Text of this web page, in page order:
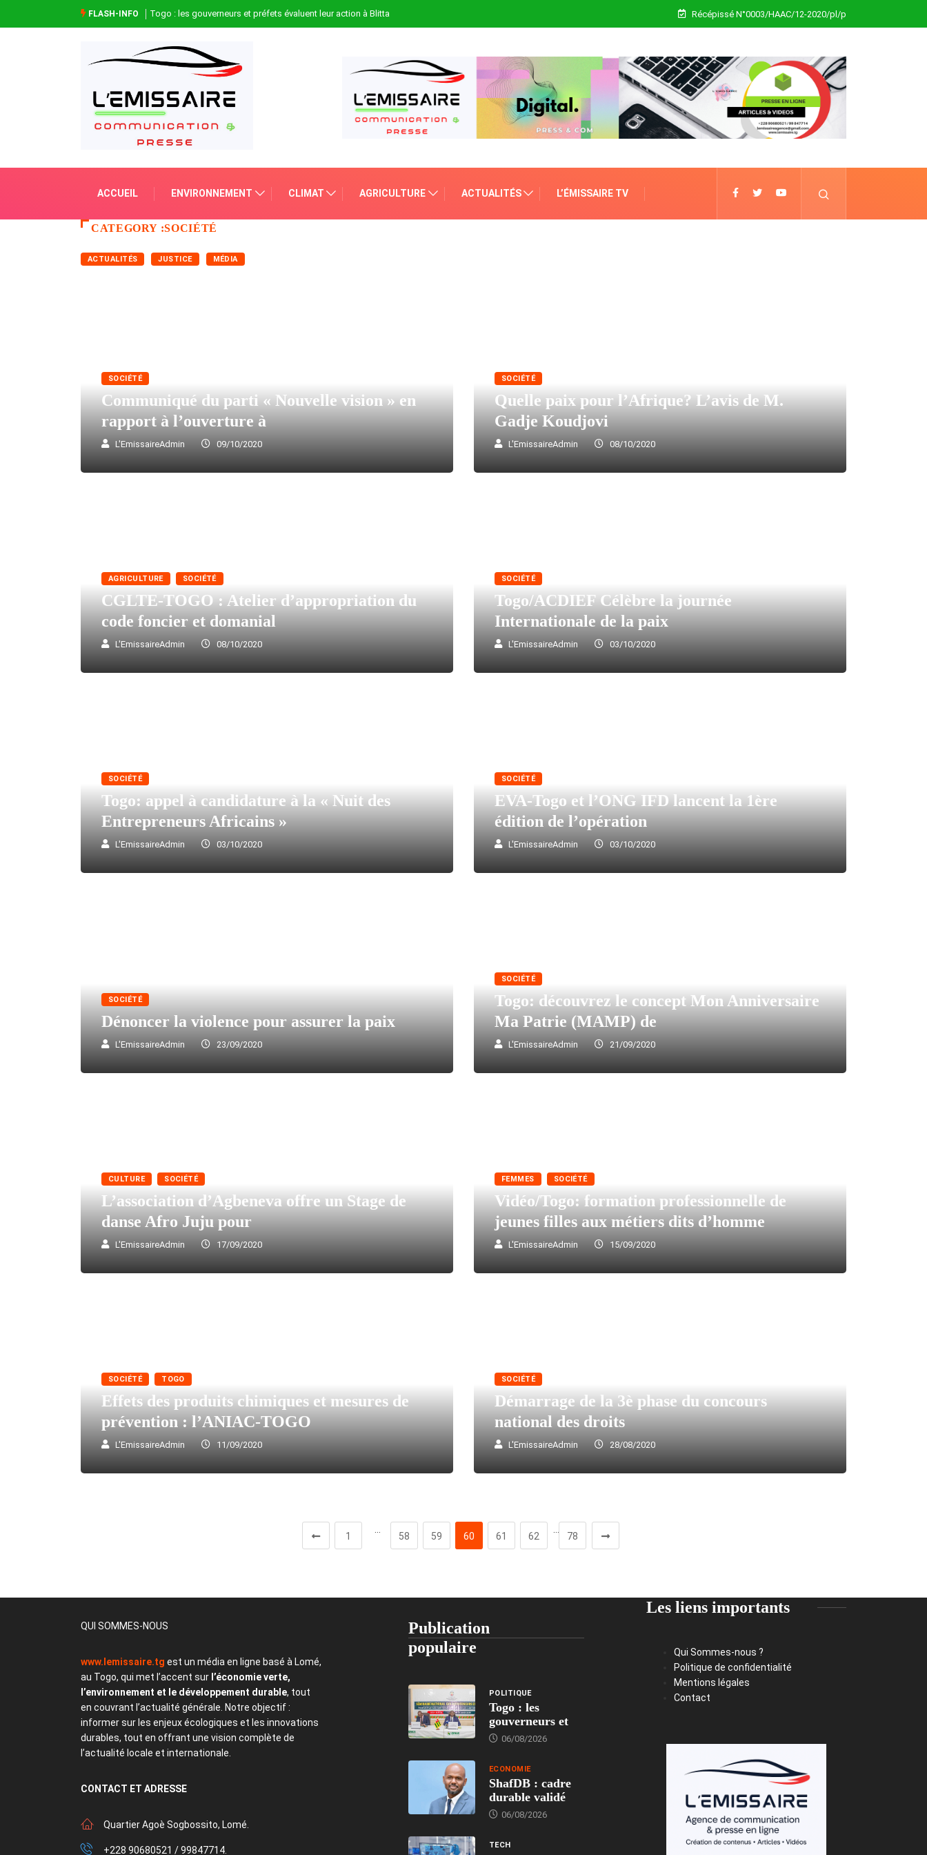
FLASH-INFO Togo : les gouverneurs et préfets évaluent leur action à Blitta Récépissé N°0003/HAAC/12-2020/pl/p
ACCUEIL ENVIRONNEMENT CLIMAT AGRICULTURE ACTUALITÉS L’ÉMISSAIRE TV
CATEGORY :SOCIÉTÉ
ACTUALITÉS JUSTICE MÉDIA
SOCIÉTÉ
Communiqué du parti « Nouvelle vision » en
rapport à l’ouverture à
L'EmissaireAdmin 09/10/2020
SOCIÉTÉ
Quelle paix pour l’Afrique? L’avis de M.
Gadje Koudjovi
L'EmissaireAdmin 08/10/2020
AGRICULTURE SOCIÉTÉ
CGLTE-TOGO : Atelier d’appropriation du
code foncier et domanial
L'EmissaireAdmin 08/10/2020
SOCIÉTÉ
Togo/ACDIEF Célèbre la journée
Internationale de la paix
L'EmissaireAdmin 03/10/2020
SOCIÉTÉ
Togo: appel à candidature à la « Nuit des
Entrepreneurs Africains »
L'EmissaireAdmin 03/10/2020
SOCIÉTÉ
EVA-Togo et l’ONG IFD lancent la 1ère
édition de l’opération
L'EmissaireAdmin 03/10/2020
SOCIÉTÉ
Dénoncer la violence pour assurer la paix
L'EmissaireAdmin 23/09/2020
SOCIÉTÉ
Togo: découvrez le concept Mon Anniversaire
Ma Patrie (MAMP) de
L'EmissaireAdmin 21/09/2020
CULTURE SOCIÉTÉ
L’association d’Agbeneva offre un Stage de
danse Afro Juju pour
L'EmissaireAdmin 17/09/2020
FEMMES SOCIÉTÉ
Vidéo/Togo: formation professionnelle de
jeunes filles aux métiers dits d’homme
L'EmissaireAdmin 15/09/2020
SOCIÉTÉ TOGO
Effets des produits chimiques et mesures de
prévention : l’ANIAC-TOGO
L'EmissaireAdmin 11/09/2020
SOCIÉTÉ
Démarrage de la 3è phase du concours
national des droits
L'EmissaireAdmin 28/08/2020
1
…
58 59 60 61 62
…
78
QUI SOMMES-NOUS
www.lemissaire.tg est un média en ligne basé à Lomé,
au Togo, qui met l’accent sur l’économie verte,
l’environnement et le développement durable, tout
en couvrant l’actualité générale. Notre objectif :
informer sur les enjeux écologiques et les innovations
durables, tout en offrant une vision complète de
l’actualité locale et internationale.
CONTACT ET ADRESSE
Quartier Agoè Sogbossito, Lomé.
+228 90680521 / 99847714.
Publication
populaire
POLITIQUE
Togo : les
gouverneurs et
06/08/2026
ECONOMIE
ShafDB : cadre
durable validé
06/08/2026
TECH
Les liens importants
Qui Sommes-nous ?
Politique de confidentialité
Mentions légales
Contact